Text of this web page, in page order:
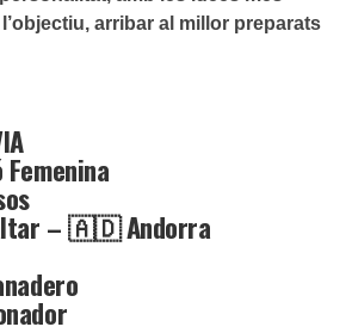
arribar al millor preparats
– 🇦🇩 Andorra